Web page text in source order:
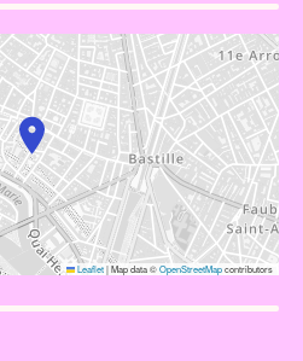
Leaflet|Map data ©OpenStreetMapcontributors